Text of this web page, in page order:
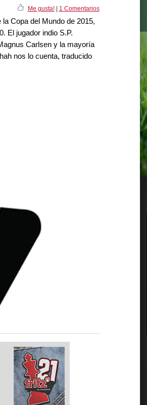
Me gusta!| 1 Comentarios
Copa del Mundo de 2015,
El jugador indio S.P.
Carlsen y la mayoría
nos lo cuenta, traducido